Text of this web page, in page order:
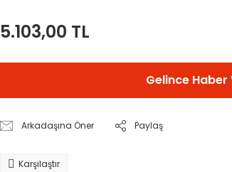
5.103,00 TL
Gelince Haber
Arkadaşına Öner Paylaş
Karşılaştır